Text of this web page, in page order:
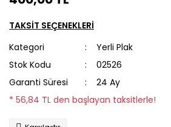
TAKSİT SEÇENEKLERİ
Kategori
Yerli Plak
Stok Kodu
02526
Garanti Süresi
24 Ay
* 56,84 TL den başlayan taksitlerle!